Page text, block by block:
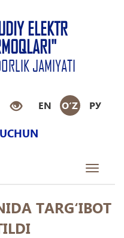
ELEKTR
JAMIYATI
EN O‘Z РУ
Toggle
TARG‘IBOT